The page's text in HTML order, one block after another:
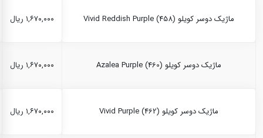
ماژیک دوسر کویلو Vivid Reddish Purple (458) ۱,۶۷۰,۰۰۰ ریال
ماژیک دوسر کویلو Azalea Purple (460) ۱,۶۷۰,۰۰۰ ریال
ماژیک دوسر کویلو Vivid Purple (462) ۱,۶۷۰,۰۰۰ ریال